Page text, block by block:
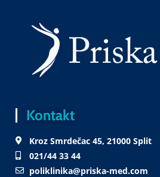
Kontakt
Kroz Smrdečac 45, 21000 Split
021/44 33 44
poliklinika@priska-med.com